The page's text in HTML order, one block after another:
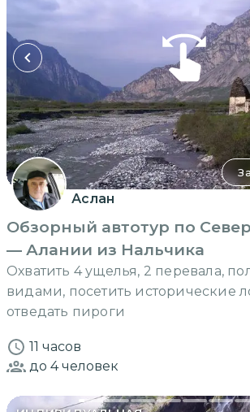
Аслан
Обзорный автотур по
— Алании из Нальчика
Охватить 4 ущелья, 2 перевала,
видами, посетить исторические
отведать пироги
11 часов
до 4человек